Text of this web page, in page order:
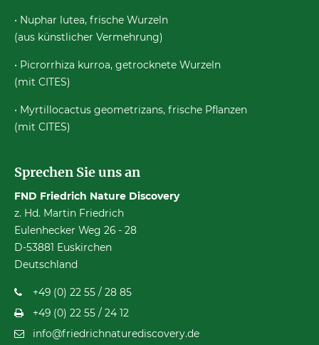
• Nuphar lutea, frische Wurzeln
(aus künstlicher Vermehrung)
• Picrorrhiza kurroa, getrocknete Wurzeln
(mit CITES)
• Myrtillocactus geometrizans, frische Pflanzen
(mit CITES)
Sprechen Sie uns an
FND Friedrich Nature Discovery
z. Hd. Martin Friedrich
Eulenhecker Weg 26 - 28
D-53881 Euskirchen
Deutschland
+49 (0) 22 55 / 28 85
+49 (0) 22 55 / 24 12
info@friedrichnaturediscovery.de